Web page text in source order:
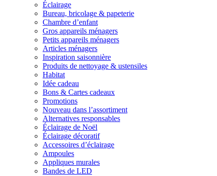
Éclairage
Bureau, bricolage & papeterie
Chambre d’enfant
Gros appareils ménagers
Petits appareils ménagers
Articles ménagers
Inspiration saisonnière
Produits de nettoyage & ustensiles
Habitat
Idée cadeau
Bons & Cartes cadeaux
Promotions
Nouveau dans l’assortiment
Alternatives responsables
Éclairage de Noël
Éclairage décoratif
Accessoires d’éclairage
Ampoules
Appliques murales
Bandes de LED